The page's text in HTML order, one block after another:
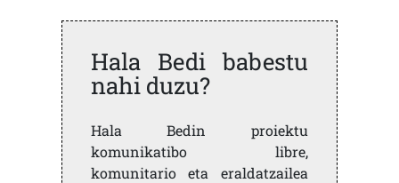
Hala Bedi babestu
nahi duzu?
Hala Bedin proiektu
komunikatibo libre,
komunitario eta eraldatzailea